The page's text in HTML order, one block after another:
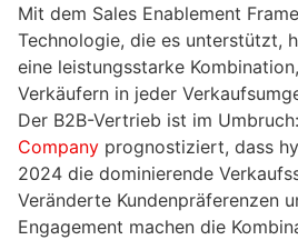
Mit dem Sales Enablement
Technologie, die es unterstützt,
eine leistungsstarke
Verkäufern in jeder
Der B2B-Vertrieb ist im Umbruch:
Company prognostiziert, dass
2024 die dominierende
Veränderte Kundenpräferenzen
Engagement machen die